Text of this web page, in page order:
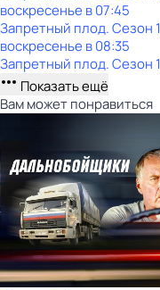
воскресенье в07:45
Запретный плод. Сезон 1
воскресенье в08:35
Запретный плод. Сезон 1
Показать ещё
Вам может понравиться